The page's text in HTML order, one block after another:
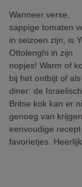
Wanneer verse,
sappige tomaten
in seizoen zijn, is
Ottolenghi in zijn
nopjes! Warm of
bij het ontbijt of als
diner: de
Britse kok kan er
genoeg van
eenvoudige
favorietjes.